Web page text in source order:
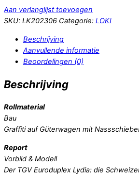
Aan verlanglijst toevoegen
SKU: LK202306 Categorie: LOKI
Beschrijving
Aanvullende informatie
Beoordelingen (0)
Beschrijving
Rollmaterial
Bau
Graffiti auf Güterwagen mit
Report
Vorbild & Modell
Der TGV Euroduplex Lydia: die